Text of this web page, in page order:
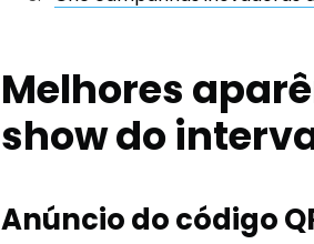
Melhores
show do
Anúncio do código